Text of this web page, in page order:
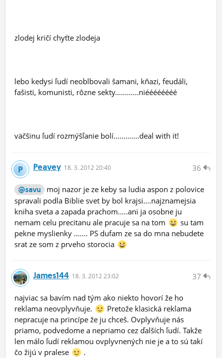
zlodej kričí chyťte zlodeja
lebo kedysi ľudí neoblbovali šamani, kňazi, feudáli,
fašisti, komunisti, rôzne sekty............niéééééééé
väčšinu ľudí rozmýšľanie bolí.............deal with it!
36
Peavey 18. 3. 2012 20:40
@savu
moj nazor je ze keby sa ludia aspon z polovice
spravali podla Biblie svet by bol krajsi....najznamejsia
kniha sveta a zapada prachom.....ani ja osobne ju
nemam celu precitanu ale pracuje sa na tom
su tam
pekne myslienky ....... PS dufam ze sa do mna nebudete
srat ze som z prveho storocia
37
James144 18. 3. 2012 23:02
najviac sa bavím nad tým ako niekto hovorí že ho
reklama neovplyvňuje.
Pretože klasická reklama
nepracuje na princípe že ju chceš. Ovplyvňuje nás
priamo, podvedome a nepriamo cez ďalších ľudí. Takže
len málo ľudí reklamou ovplyvnených nie je a to sú takí
čo žijú v pralese
.